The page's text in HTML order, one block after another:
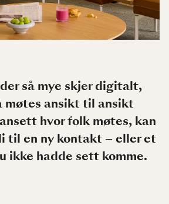
så mye skjer digitalt,
møtes ansikt til ansikt
hvor folk møtes, kan
til en ny kontakt – eller et
ikke hadde sett komme.